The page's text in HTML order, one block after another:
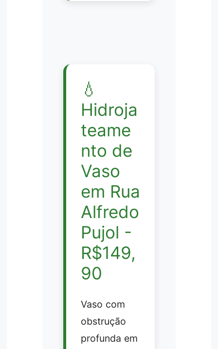
💧
Hidroja
teame
nto de
Vaso
em Rua
Alfredo
Pujol -
R$149,
90
Vaso com
obstrução
profunda em